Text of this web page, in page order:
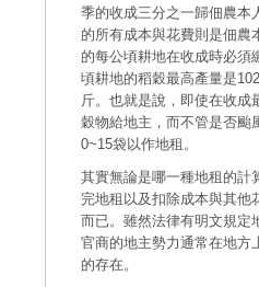
季的收成三分之一歸佃農本
的所有成本與花費則是佃農
的每公頃耕地在收成時必須
頃耕地的稻穀最高產量是
斤。也就是說，即使在收成
穀物給地主，而不管是否颱
0~15袋以作地租。
其實無論是哪一種地租的計
完地租以及扣除成本與其他
而已。雖然法律有明文規定
官商的地主勢力通常在地方
的存在。